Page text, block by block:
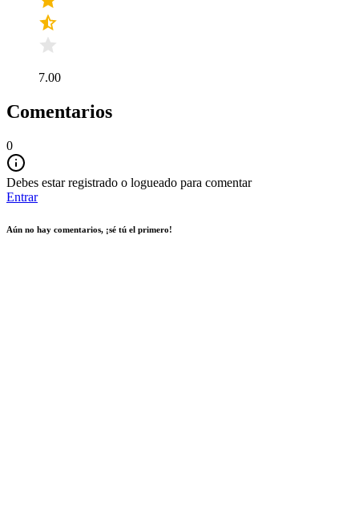
7.00
Comentarios
0
Debes estar registrado o logueado para comentar
Entrar
Aún no hay comentarios, ¡sé tú el primero!